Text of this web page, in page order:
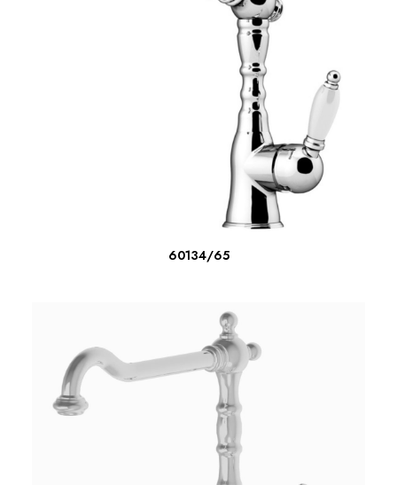
SCOPRI DI PIU'
60134/65